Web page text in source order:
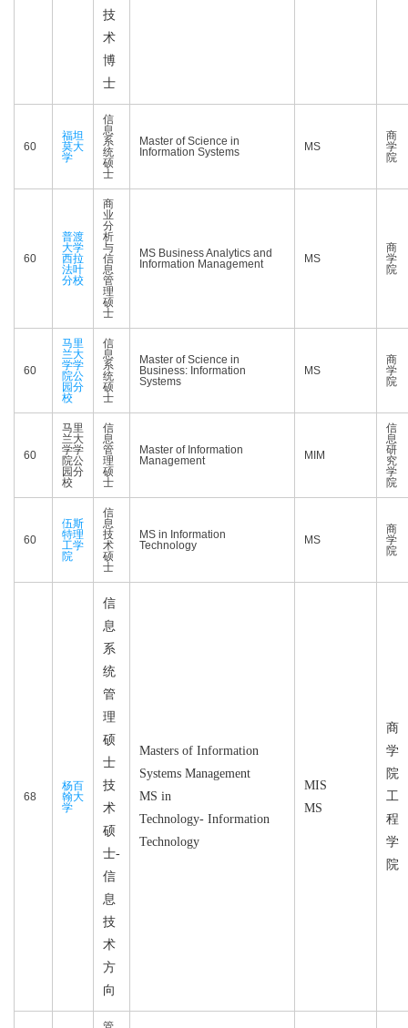
技
术
博
士
60
福坦
莫大
学
信
息
系
统
硕
士
Master of Science in
Information Systems
MS
商
学
院
60
普渡
大学
西拉
法叶
分校
商
业
分
析
与
信
息
管
理
硕
士
MS Business Analytics and
Information Management
MS
商
学
院
60
马里
兰大
学学
院公
园分
校
信
息
系
统
硕
士
Master of Science in
Business: Information
Systems
MS
商
学
院
60
马里
兰大
学学
院公
园分
校
信
息
管
理
硕
士
Master of Information
Management
MIM
信
息
研
究
学
院
60
伍斯
特理
工学
院
信
息
技
术
硕
士
MS in Information
Technology
MS
商
学
院
68
杨百
翰大
学
信
息
系
统
管
理
硕
士
技
术
硕
士-
信
息
技
术
方
向
Masters of Information
Systems Management
MS in
Technology- Information
Technology
MIS
MS
商
学
院
工
程
学
院